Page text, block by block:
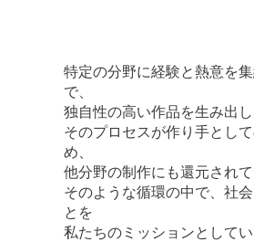
特定の分野に経験と熱意を
で、
独自性の高い作品を生み出し
そのプロセスが作り手とし
め、
他分野の制作にも還元されて
そのような循環の中で、社
とを
私たちのミッションとしてい